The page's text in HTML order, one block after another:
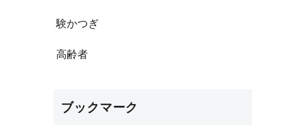
験かつぎ
高齢者
ブックマーク